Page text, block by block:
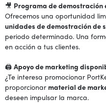
🎥 Programa de demostración
Ofrecemos una oportunidad
unidades de demostración de
periodo determinado. Una
en acción a tus clientes.
🖨️ Apoyo de marketing
¿Te interesa promocionar
proporcionar material de
deseen impulsar la marca.